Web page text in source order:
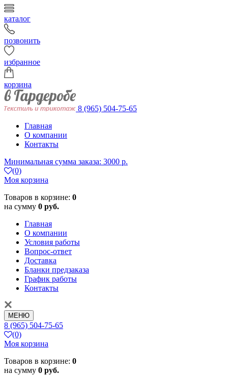
каталог
позвонить
избранное
корзина
8 (965) 504-75-65
Главная
О компании
Контакты
Минимальная сумма заказа: 3000 р.
(0)
Моя корзина
Товаров в корзине: 0
на сумму 0 руб.
Главная
О компании
Условия работы
Вопрос-ответ
Доставка
Бланки предзаказа
График работы
Контакты
МЕНЮ
8 (965) 504-75-65
(0)
Моя корзина
Товаров в корзине: 0
на сумму 0 руб.